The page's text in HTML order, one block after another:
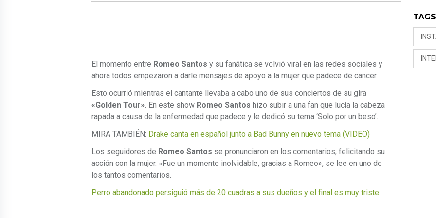
El momento entre Romeo Santos y su fanática se volvió viral en las redes sociales y
ahora todos empezaron a darle mensajes de apoyo a la mujer que padece de cáncer.
Esto ocurrió mientras el cantante llevaba a cabo uno de sus conciertos de su gira
«Golden Tour». En este show Romeo Santos hizo subir a una fan que lucía la cabeza
rapada a causa de la enfermedad que padece y le dedicó su tema ‘Solo por un beso’.
MIRA TAMBIÉN: Drake canta en español junto a Bad Bunny en nuevo tema (VIDEO)
Los seguidores de Romeo Santos se pronunciaron en los comentarios, felicitando su
acción con la mujer. «Fue un momento inolvidable, gracias a Romeo», se lee en uno de
los tantos comentarios.
Perro abandonado persiguió más de 20 cuadras a sus dueños y el final es muy triste
TAGS